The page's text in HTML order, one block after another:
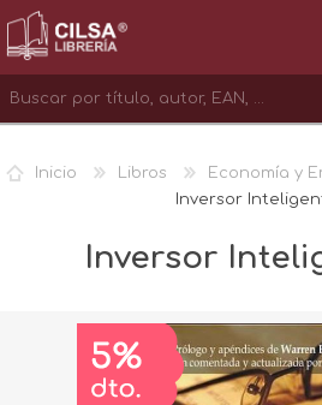
INICIAR SESIÓN
Inicio Libros Economía y
Inversor
Inversor